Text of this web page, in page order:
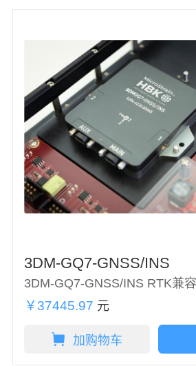
3DM-GQ7-GNSS/INS
￥37445.97 元
加购物车